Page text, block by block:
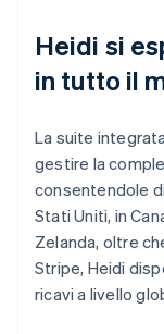
Heidi si
in tutto il
La suite
gestire la
consentendole
Stati Uniti, in
Zelanda, oltre
Stripe, Heidi
ricavi a livello